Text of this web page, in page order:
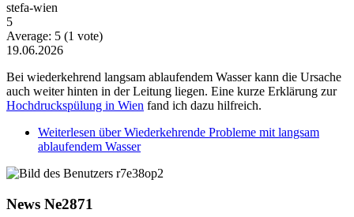
stefa-wien
5
Average: 5 (1 vote)
19.06.2026
Bei wiederkehrend langsam ablaufendem Wasser kann die Ursache
auch weiter hinten in der Leitung liegen. Eine kurze Erklärung zur
Hochdruckspülung in Wien fand ich dazu hilfreich.
Weiterlesen über Wiederkehrende Probleme mit langsam
ablaufendem Wasser
News Ne2871